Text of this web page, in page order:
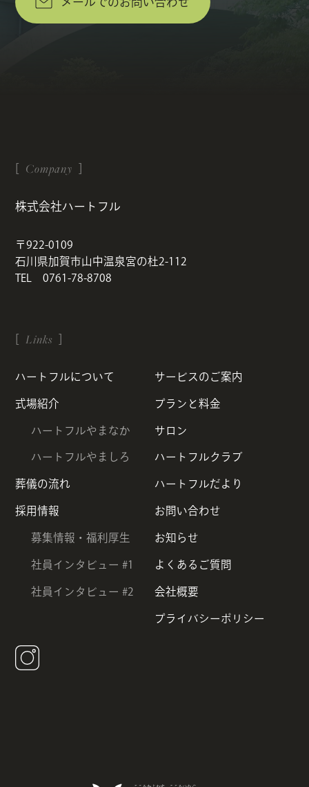
Company
株式会社ハートフル
〒922-0109
石川県加賀市山中温泉宮の杜2-112
TEL 0761-78-8708
Links
ハートフルについて
式場紹介
ハートフルやまなか
ハートフルやましろ
葬儀の流れ
サービスのご案内
プランと料金
サロン
ハートフルクラブ
ハートフルだより
採用情報
募集情報・福利厚生
社員インタビュー #1
社員インタビュー #2
お問い合わせ
お知らせ
よくあるご質問
会社概要
プライバシーポリシー